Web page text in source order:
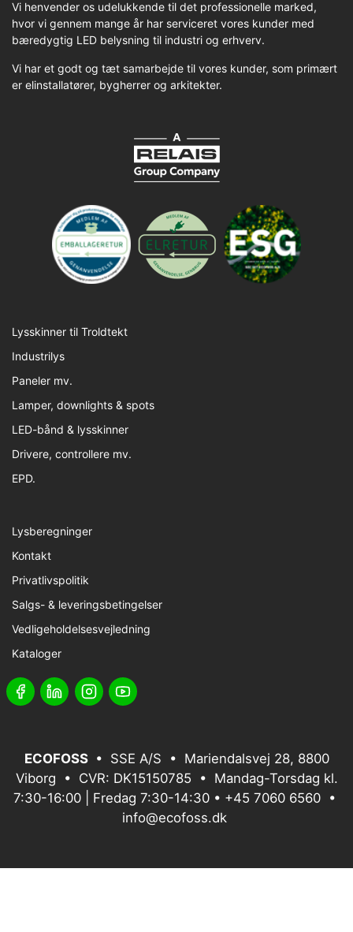
Vi henvender os udelukkende til det professionelle marked,
hvor vi gennem mange år har serviceret vores kunder med
bæredygtig LED belysning til industri og erhverv.
Vi har et godt og tæt samarbejde til vores kunder, som primært
er elinstallatører, bygherrer og arkitekter.
Lysskinner til Troldtekt
Industrilys
Paneler mv.
Lamper, downlights & spots
LED-bånd & lysskinner
Drivere, controllere mv.
EPD.
Lysberegninger
Kontakt
Privatlivspolitik
Salgs- & leveringsbetingelser
Vedligeholdelsesvejledning
Kataloger
ECOFOSS • SSE A/S • Mariendalsvej 28, 8800
Viborg • CVR: DK15150785 • Mandag-Torsdag kl.
7:30-16:00 | Fredag 7:30-14:30 • +45 7060 6560 •
info@ecofoss.dk